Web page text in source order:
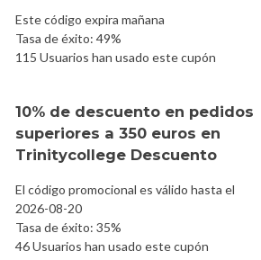
Este código expira mañana
Tasa de éxito: 49%
115 Usuarios han usado este cupón
10% de descuento en pedidos
superiores a 350 euros en
Trinitycollege Descuento
El código promocional es válido hasta el
2026-08-20
Tasa de éxito: 35%
46 Usuarios han usado este cupón